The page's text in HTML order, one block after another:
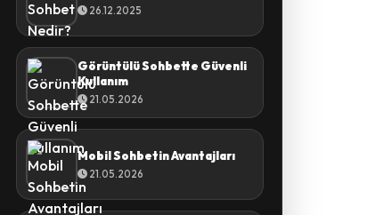
26.12.2025
Görüntülü Sohbette Güvenli
Kullanım
21.05.2026
Mobil Sohbetin Avantajları
21.05.2026